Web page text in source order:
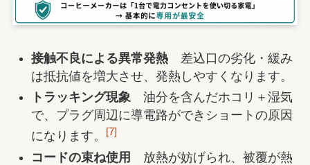
接触不良による異常発熱差込口の劣化・緩み
は抵抗値を増大させ、発熱しやすくなります。
トラッキング現象油分を含んだホコリ＋湿気
で、プラグ周辺に導電路ができショートの原因
になります。
[7]
コードの束ね使用
放熱が妨げられ、被覆が熱